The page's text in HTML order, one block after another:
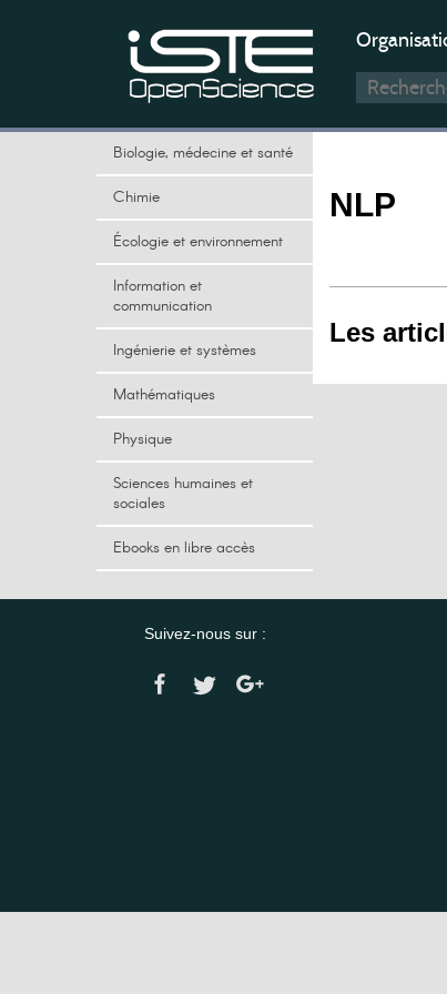
Biologie, médecine et santé
Chimie
Écologie et environnement
Information et
communication
Ingénierie et systèmes
Mathématiques
Physique
Sciences humaines et
sociales
Ebooks en libre accès
NLP
Les
Suivez-nous sur :